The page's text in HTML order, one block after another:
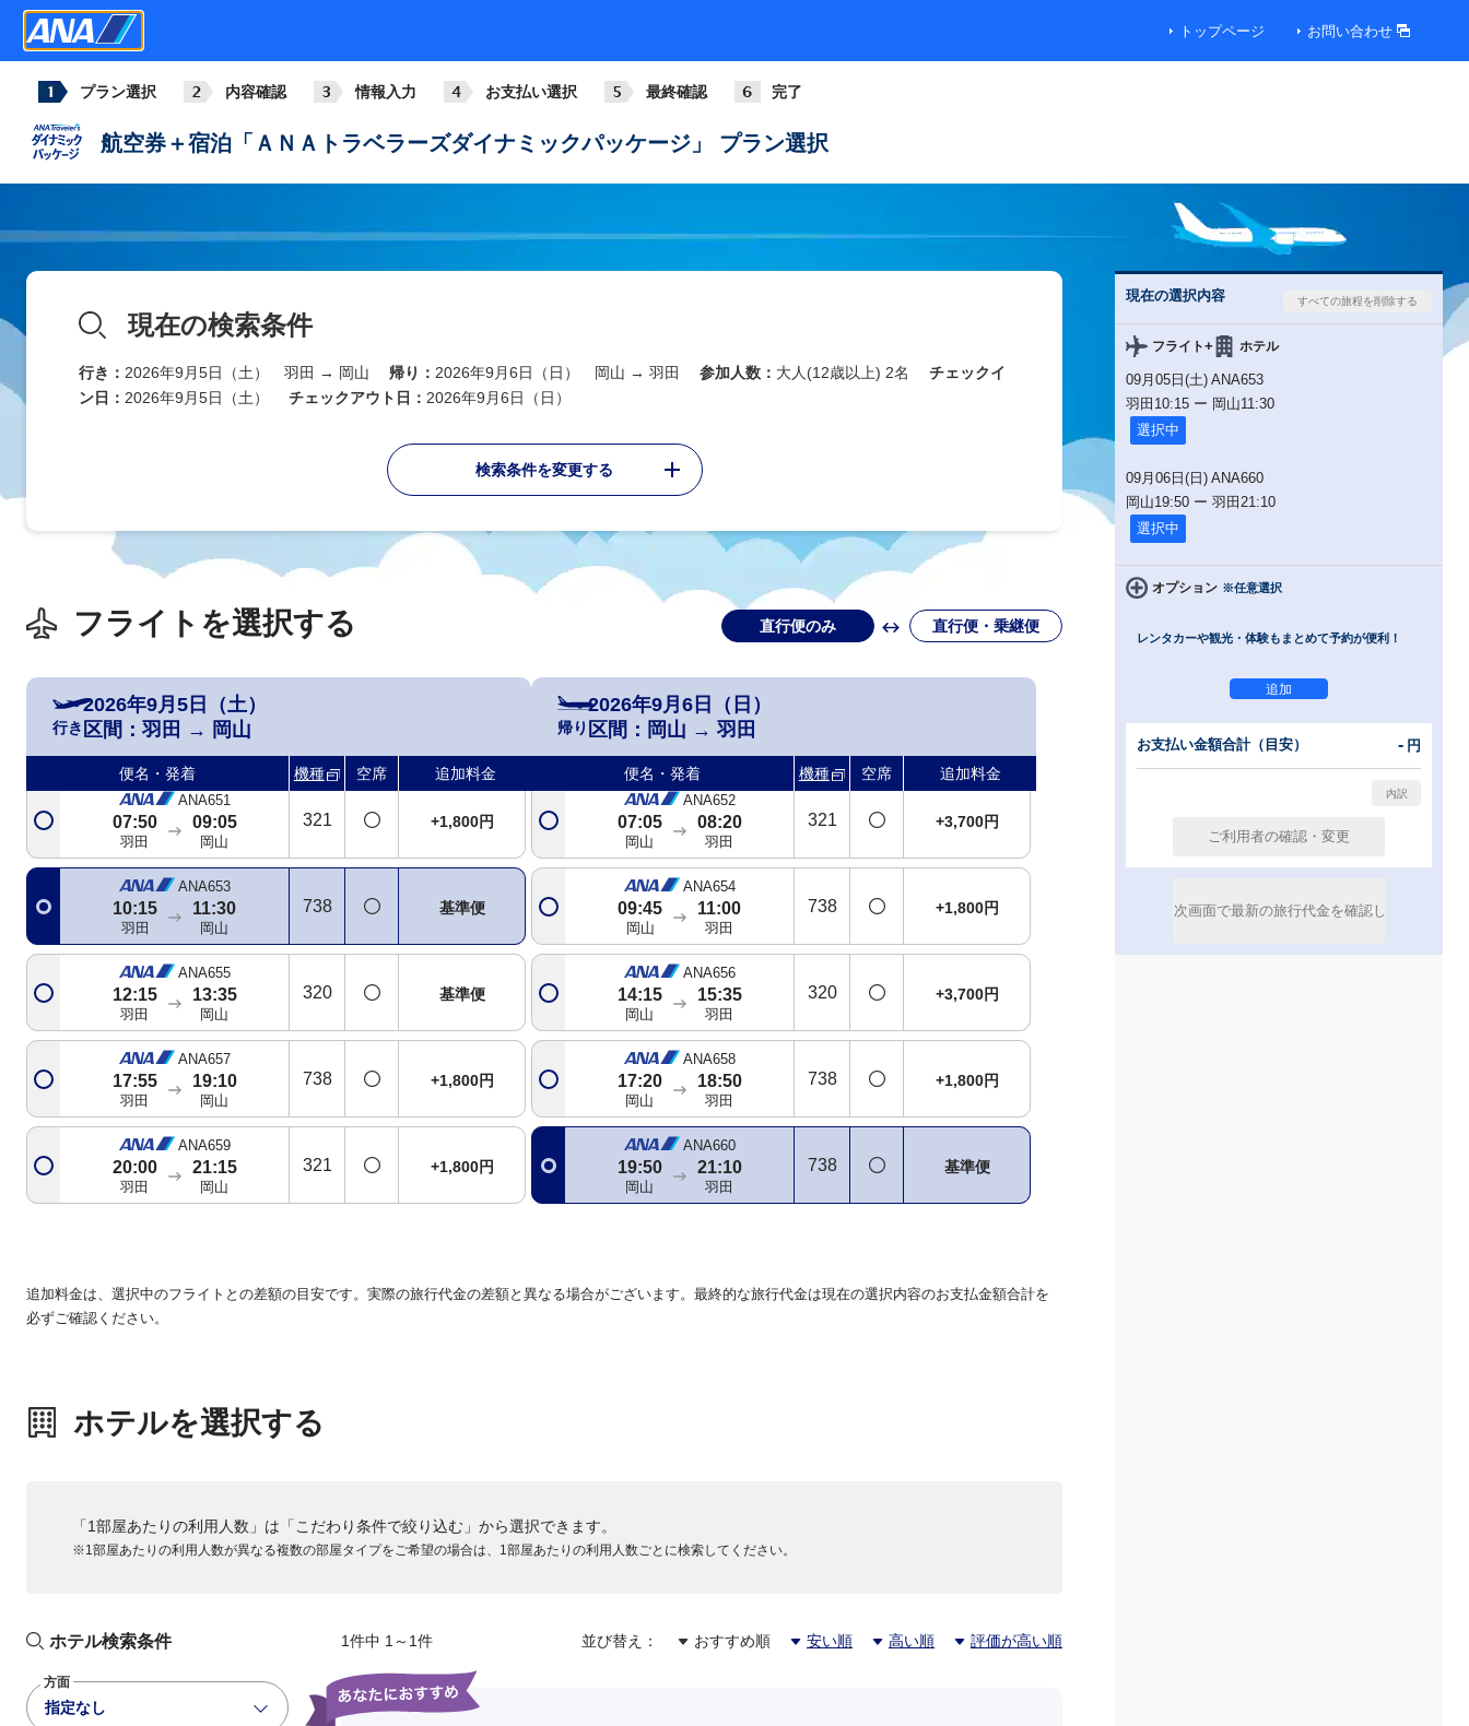
トップページ お問い合わせ
プラン選択 内容確認 情報入力 お支払い選択 最終確認 完了
航空券＋宿泊「ＡＮＡトラベラーズダイナミックパッケージ」 プラン選択
現在の検索条件
行き： 2026年9月5日（土） 羽田 → 岡山 帰り： 2026年9月6日（日） 岡山 → 羽田 参加人数： 大人(12歳以上) 2名
チェックイ
ン日： 2026年9月5日（土） チェックアウト日： 2026年9月6日（日）
検索条件を変更する
フライトを選択する 直行便のみ 直行便・乗継便
行き
2026年9月5日（土）
区間： 羽田 → 岡山
便名・発着 機種 空席 追加料金
ANA651
07:50
羽田
09:05
岡山
321 +1,800円
ANA653
10:15
羽田
11:30
岡山
738 基準便
ANA655
12:15
羽田
13:35
岡山
320 基準便
ANA657
17:55
羽田
19:10
岡山
738 +1,800円
ANA659
20:00
羽田
21:15
岡山
321 +1,800円
帰り
2026年9月6日（日）
区間： 岡山 → 羽田
便名・発着 機種 空席 追加料金
ANA652
07:05
岡山
08:20
羽田
321 +3,700円
ANA654
09:45
岡山
11:00
羽田
738 +1,800円
ANA656
14:15
岡山
15:35
羽田
320 +3,700円
ANA658
17:20
岡山
18:50
羽田
738 +1,800円
ANA660
19:50
岡山
21:10
羽田
738 基準便
追加料金は、選択中のフライトとの差額の目安です。実際の旅行代金の差額と異なる場合がございます。最終的な旅行代金は現在の選択内容のお支払金額合計を
必ずご確認ください。
ホテルを選択する
「1部屋あたりの利用人数」は「こだわり条件で絞り込む」から選択できます。
※1部屋あたりの利用人数が異なる複数の部屋タイプをご希望の場合は、1部屋あたりの利用人数ごとに検索してください。
ホテル検索条件
方面
指定なし
1件中 1～1件 並び替え： おすすめ順 安い順 高い順 評価が高い順
現在の選択内容
フライト+ ホテル
09月05日(土) ANA653
羽田 10:15 ー 岡山11:30
選択中
09月06日(日) ANA660
岡山19:50 ー 羽田 21:10
選択中
オプション ※任意選択
レンタカーや観光・体験もまとめて予約が便利！
お支払い金額合計（目安） - 円